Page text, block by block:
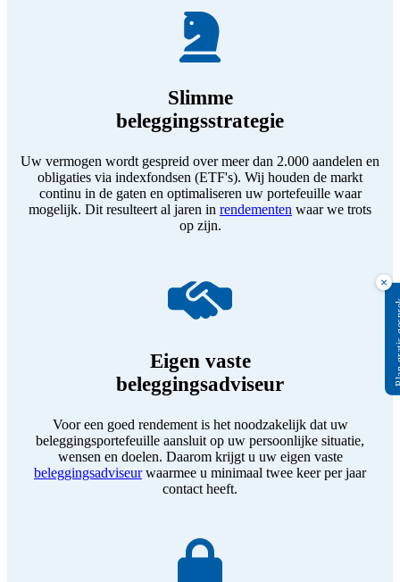
Slimme
beleggingsstrategie
Uw vermogen wordt gespreid over meer dan 2.000 aandelen en
obligaties via indexfondsen (ETF's). Wij houden de markt
continu in de gaten en optimaliseren uw portefeuille waar
mogelijk. Dit resulteert al jaren in rendementen waar we trots
op zijn.
Eigen vaste
beleggingsadviseur
Voor een goed rendement is het noodzakelijk dat uw
beleggingsportefeuille aansluit op uw persoonlijke situatie,
wensen en doelen. Daarom krijgt u uw eigen vaste
beleggingsadviseurwaarmee u minimaal twee keer per jaar
contact heeft.
×
Plan